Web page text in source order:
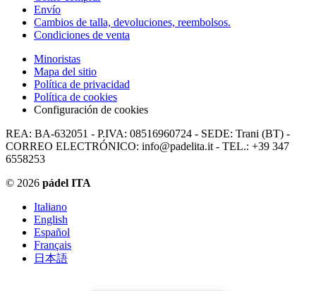
Envío
Cambios de talla, devoluciones, reembolsos.
Condiciones de venta
Minoristas
Mapa del sitio
Política de privacidad
Política de cookies
Configuración de cookies
REA: BA-632051 - P.IVA: 08516960724 - SEDE: Trani (BT) -
CORREO ELECTRÓNICO: info@padelita.it - TEL.: +39 347
6558253
© 2026 pádel ITA
Italiano
English
Español
Français
日本語